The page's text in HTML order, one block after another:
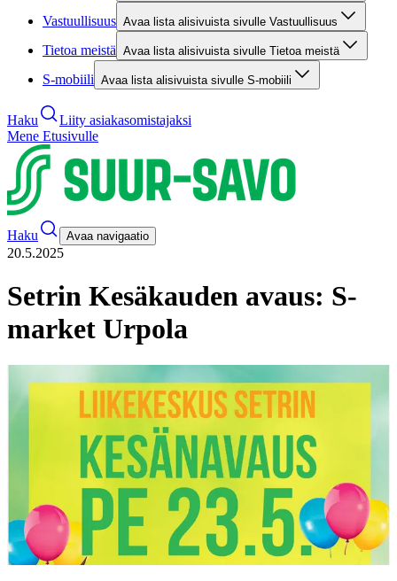
Vastuullisuus Avaa lista alisivuista sivulle Vastuullisuus
Tietoa meistä Avaa lista alisivuista sivulle Tietoa meistä
S-mobiili Avaa lista alisivuista sivulle S-mobiili
Haku
Liity asiakasomistajaksi
Mene Etusivulle
Haku Avaa navigaatio
20.5.2025
Setrin Kesäkauden avaus: S-
market Urpola